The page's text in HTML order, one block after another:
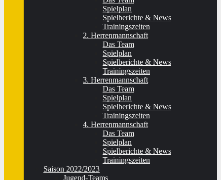
Spielplan
Spielberichte & News
Trainingszeiten
2. Herrenmannschaft
Das Team
Spielplan
Spielberichte & News
Trainingszeiten
3. Herrenmannschaft
Das Team
Spielplan
Spielberichte & News
Trainingszeiten
4. Herrenmannschaft
Das Team
Spielplan
Spielberichte & News
Trainingszeiten
Saison 2022/2023
Jugend-Teams